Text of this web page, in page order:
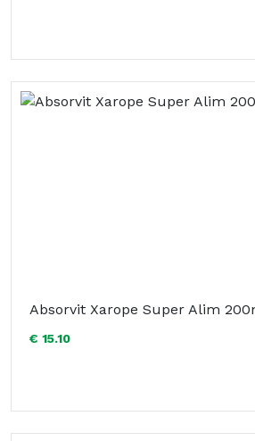
Absorvit Xarope Super Alim
€ 15.10